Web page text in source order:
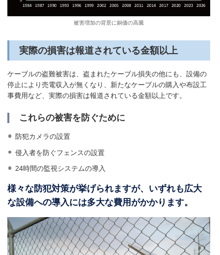
被害増加の背景に銅価の高騰
実際の損害は報道されている金額以上
ケーブルの盗難被害は、盗まれたケーブル損失の他にも、設備の
停止により売電収入が無くなり、新たなケーブルの購入や布設工
事費用など、実際の損害は報道されている金額以上です。
これらの被害を防ぐために
防犯カメラの設置
侵入者を防ぐフェンスの設置
24時間の監視システムの導入
様々な防犯対策が挙げられますが、いずれも広大
な設備への導入には多大な費用がかかります。